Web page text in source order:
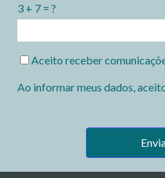
3 + 7 = ?
Aceito receber
Ao informar meus dados,